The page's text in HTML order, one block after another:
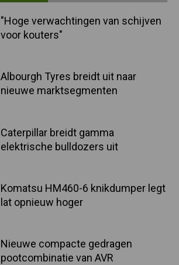
"Hoge verwachtingen van schijven
voor kouters"
Albourgh Tyres breidt uit naar
nieuwe marktsegmenten
Caterpillar breidt gamma
elektrische bulldozers uit
Komatsu HM460-6 knikdumper legt
lat opnieuw hoger
Nieuwe compacte gedragen
pootcombinatie van AVR